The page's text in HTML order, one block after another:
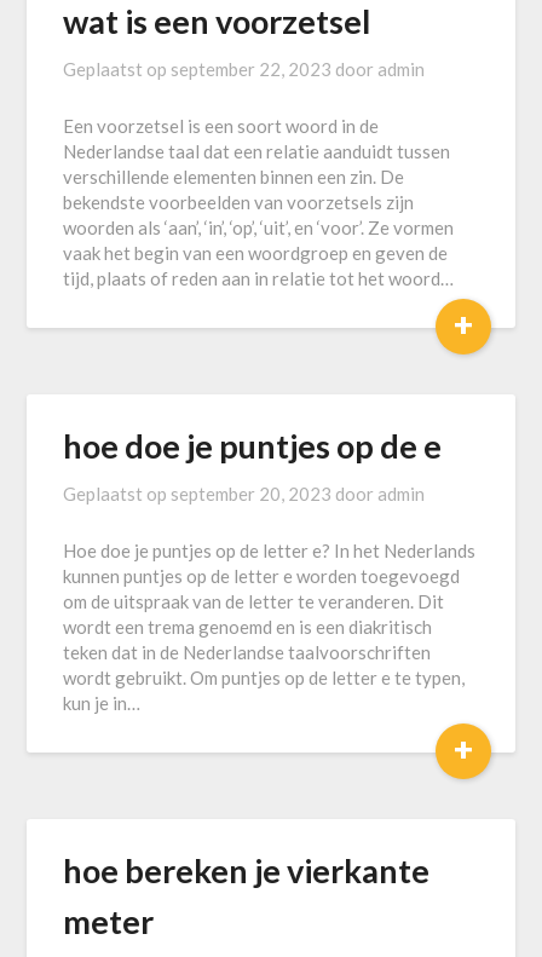
wat is een voorzetsel
Geplaatst op september 22, 2023 door admin
Een voorzetsel is een soort woord in de
Nederlandse taal dat een relatie aanduidt tussen
verschillende elementen binnen een zin. De
bekendste voorbeelden van voorzetsels zijn
woorden als ‘aan’, ‘in’, ‘op’, ‘uit’, en ‘voor’. Ze vormen
vaak het begin van een woordgroep en geven de
tijd, plaats of reden aan in relatie tot het woord…
+
hoe doe je puntjes op de e
Geplaatst op september 20, 2023 door admin
Hoe doe je puntjes op de letter e? In het Nederlands
kunnen puntjes op de letter e worden toegevoegd
om de uitspraak van de letter te veranderen. Dit
wordt een trema genoemd en is een diakritisch
teken dat in de Nederlandse taalvoorschriften
wordt gebruikt. Om puntjes op de letter e te typen,
kun je in…
+
hoe bereken je vierkante
meter